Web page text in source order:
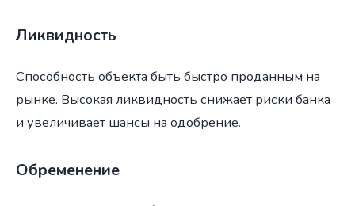
Ликвидность
Способность объекта быть быстро проданным на
рынке. Высокая ликвидность снижает риски банка
и увеличивает шансы на одобрение.
Обременение